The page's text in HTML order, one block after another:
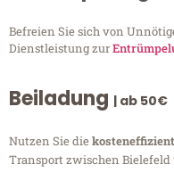
Befreien Sie sich von
Dienstleistung zur
Beiladung | ab 50€
Nutzen Sie die
Transport zwischen Bielefeld